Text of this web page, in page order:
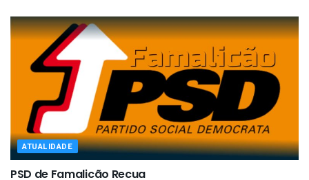
ATUALIDADE
PSD de Famalicão Recua